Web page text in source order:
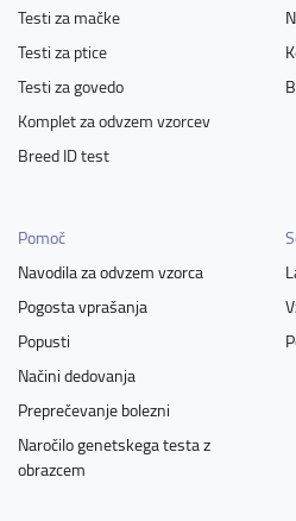
Testi za mačke
Testi za ptice
Testi za govedo
Komplet za odvzem vzorcev
Breed ID test
Pomoč
Navodila za odvzem vzorca
Pogosta vprašanja
Popusti
Načini dedovanja
Preprečevanje bolezni
Naročilo genetskega testa z
obrazcem